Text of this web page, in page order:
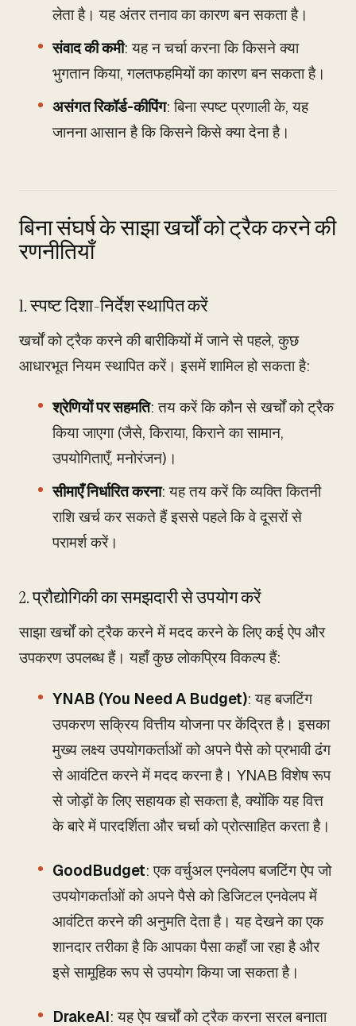
लेता है। यह अंतर तनाव का कारण बन सकता है।
संवाद की कमी: यह न चर्चा करना कि किसने क्या
भुगतान किया, गलतफहमियों का कारण बन सकता है।
असंगत रिकॉर्ड-कीपिंग: बिना स्पष्ट प्रणाली के, यह
जानना आसान है कि किसने किसे क्या देना है।
बिना संघर्ष के साझा खर्चों को ट्रैक करने की
रणनीतियाँ
1. स्पष्ट दिशा-निर्देश स्थापित करें
खर्चों को ट्रैक करने की बारीकियों में जाने से पहले, कुछ
आधारभूत नियम स्थापित करें। इसमें शामिल हो सकता है:
श्रेणियों पर सहमति: तय करें कि कौन से खर्चों को ट्रैक
किया जाएगा (जैसे, किराया, किराने का सामान,
उपयोगिताएँ, मनोरंजन)।
सीमाएँ निर्धारित करना: यह तय करें कि व्यक्ति कितनी
राशि खर्च कर सकते हैं इससे पहले कि वे दूसरों से
परामर्श करें।
2. प्रौद्योगिकी का समझदारी से उपयोग करें
साझा खर्चों को ट्रैक करने में मदद करने के लिए कई ऐप और
उपकरण उपलब्ध हैं। यहाँ कुछ लोकप्रिय विकल्प हैं:
YNAB (You Need A Budget): यह बजटिंग
उपकरण सक्रिय वित्तीय योजना पर केंद्रित है। इसका
मुख्य लक्ष्य उपयोगकर्ताओं को अपने पैसे को प्रभावी ढंग
से आवंटित करने में मदद करना है। YNAB विशेष रूप
से जोड़ों के लिए सहायक हो सकता है, क्योंकि यह वित्त
के बारे में पारदर्शिता और चर्चा को प्रोत्साहित करता है।
GoodBudget: एक वर्चुअल एनवेलप बजटिंग ऐप जो
उपयोगकर्ताओं को अपने पैसे को डिजिटल एनवेलप में
आवंटित करने की अनुमति देता है। यह देखने का एक
शानदार तरीका है कि आपका पैसा कहाँ जा रहा है और
इसे सामूहिक रूप से उपयोग किया जा सकता है।
DrakeAI: यह ऐप खर्चों को ट्रैक करना सरल बनाता